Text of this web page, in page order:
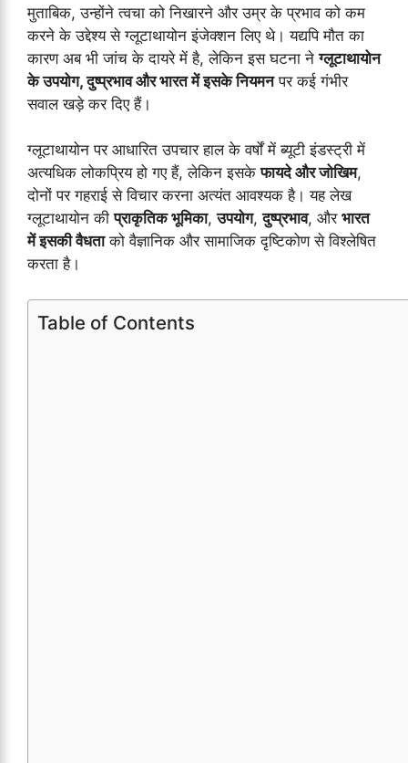
मुताबिक, उन्होंने त्वचा को निखारने और उम्र के प्रभाव को कम
करने के उद्देश्य से ग्लूटाथायोन इंजेक्शन लिए थे। यद्यपि मौत का
कारण अब भी जांच के दायरे में है, लेकिन इस घटना नेग्लूटाथायोन
के उपयोग, दुष्प्रभाव और भारत में इसके नियमनपर कई गंभीर
सवाल खड़े कर दिए हैं।
ग्लूटाथायोन पर आधारित उपचार हाल के वर्षों में ब्यूटी इंडस्ट्री में
अत्यधिक लोकप्रिय हो गए हैं, लेकिन इसकेफायदे और जोखिम,
दोनों पर गहराई से विचार करना अत्यंत आवश्यक है। यह लेख
ग्लूटाथायोन कीप्राकृतिक भूमिका,उपयोग,दुष्प्रभाव, और भारत
में इसकी वैधताको वैज्ञानिक और सामाजिक दृष्टिकोण से विश्लेषित
करता है।
Table of Contents